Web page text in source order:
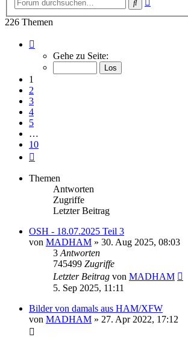
Suche
226 Themen
von
Gehe zu Seite:
1
2
3
4
5
…
10
Themen
Antworten
Zugriffe
Letzter Beitrag
OSH - 18.07.2025 Teil 3
von MADHAM » 30. Aug 2025, 08:03
3 Antworten
745499 Zugriffe
Letzter Beitrag von MADHAM
5. Sep 2025, 11:11
Bilder von damals aus HAM/XFW
von MADHAM » 27. Apr 2022, 17:12